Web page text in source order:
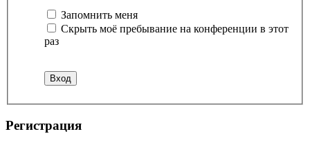
Запомнить меня
Скрыть моё пребывание на конференции в этот
раз
Регистрация